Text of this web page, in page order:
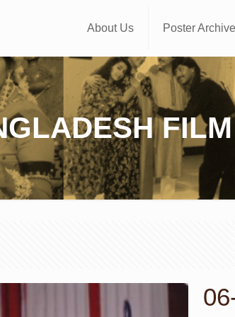
About Us Poster Archive